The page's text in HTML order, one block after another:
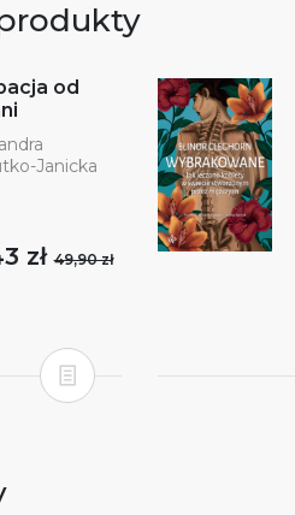
od
Janicka
zł49,90 zł